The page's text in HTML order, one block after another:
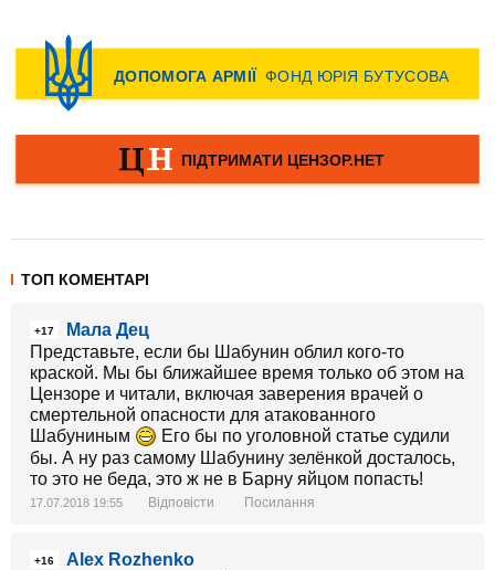
ТОП КОМЕНТАРІ
+17
Мала Дец
Представьте, если бы Шабунин облил кого-то
краской. Мы бы ближайшее время только об этом на
Цензоре и читали, включая заверения врачей о
смертельной опасности для атакованного
Шабуниным
Его бы по уголовной статье судили
бы. А ну раз самому Шабунину зелёнкой досталось,
то это не беда, это ж не в Барну яйцом попасть!
17.07.2018 19:55 Відповісти Посилання
+16
Alex Rozhenko